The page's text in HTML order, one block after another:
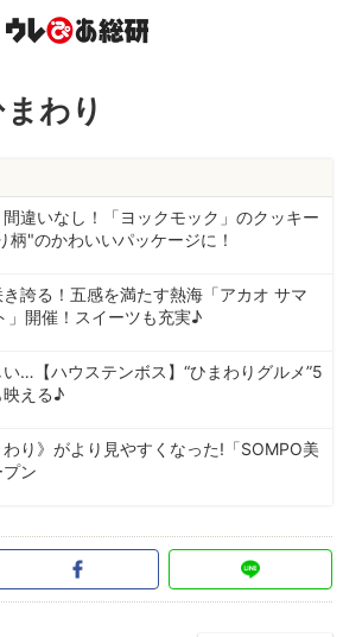
わり
違いなし！「ヨックモック」のクッキー
柄"のかわいいパッケージに！
誇る！五感を満たす熱海「アカオ サマ
」開催！スイーツも充実♪
…【ハウステンボス】“ひまわりグルメ”5
映える♪
り》がより見やすくなった!「SOMPO美
ン